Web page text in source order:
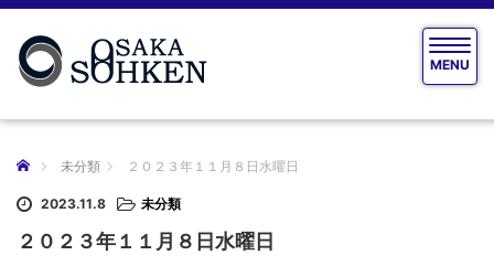
T
o
g
MENU
ホーム 未分類 ２０２３年１１月８日水曜日
2023.11.8 未分類
２０２３年１１月８日水曜日